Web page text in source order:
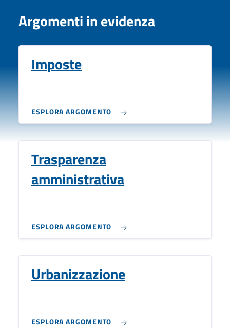
Argomenti in evidenza
Imposte
ESPLORA ARGOMENTO
Trasparenza
amministrativa
ESPLORA ARGOMENTO
Urbanizzazione
ESPLORA ARGOMENTO